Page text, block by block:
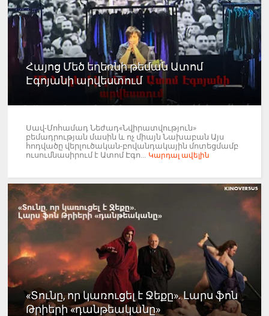
Հայոց Մեծ եղեռնի թեման Ատոմ
Էգոյանի արվեստում
Սավ-Մոհամադ Նեժադ«Նվիրատվություն»
բեմադրության մասին և ոչ միայն Նախաբան Այս
հոդվածը վերլուծական-բովանդակային մոտեցմամբ
ուսումնասիրում է Ատոմ Էգո... Կարդալ ավելին
«Տունը, որ կառուցել է Ջեքը». Լարս ֆոն
Թրիերի «դանթեականը»